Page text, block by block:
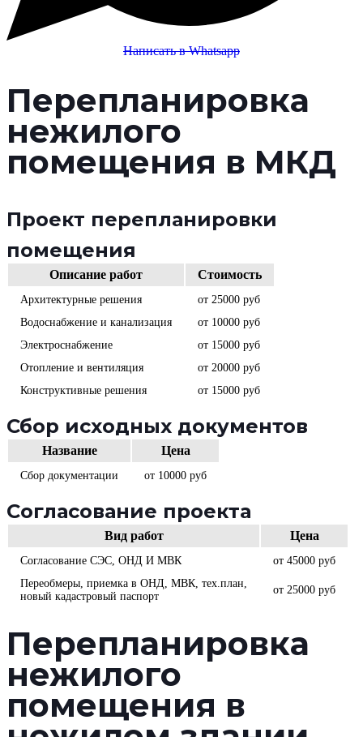
Написать вWhatsapp
Перепланировка
нежилого
помещения в МКД
Проект перепланировки
помещения
Описание работ Стоимость
Архитектурные решения
от 25000 руб
Водоснабжение и канализация
от 10000 руб
Электроснабжение
от 15000 руб
Отопление и вентиляция
от 20000 руб
Конструктивные решения
от 15000 руб
Сбор исходных документов
Название Цена
Сбор документации от 10000 руб
Согласование проекта
Вид работ Цена
Согласование СЭС, ОНД И МВК
от 45000 руб
Переобмеры, приемка в ОНД, МВК, тех.план,
новый кадастровый паспорт
от 25000 руб
Перепланировка
нежилого
помещения в